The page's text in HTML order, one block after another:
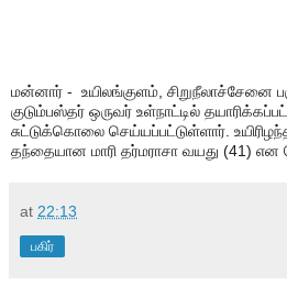
மன்னார் -  உயிலங்குளம், சிறுநீலாச்சேனை
குடும்பஸ்தர் ஒருவர் உள்நாட்டில்
சுட்டுக்கொலை செய்யப்பட்டுள்ளார்.
தந்தையான மாரி தர்மராசா வயது (41) என
at 22:13
பகிர்